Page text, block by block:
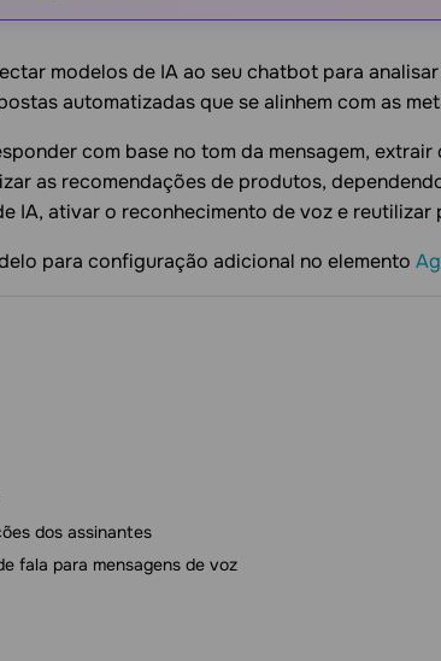
modelos de IA ao seu chatbot para
automatizadas que se alinhem com as
com base no tom da mensagem,
as recomendações de produtos,
IA, ativar o reconhecimento de voz e
para configuração adicional no elemento
dos assinantes
fala para mensagens de voz